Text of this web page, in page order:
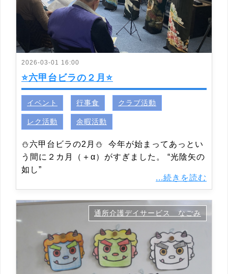
2026-03-01 16:00
⭐六甲台ビラの２月⭐
イベント 行事食 クラブ活動
レク活動 余暇活動
⛄六甲台ビラの2月⛄ 今年が始まってあっとい
う間に２カ月（＋α）がすぎました。 “光陰矢の
如し”
...続きを読む
通所介護デイサービス なごみ